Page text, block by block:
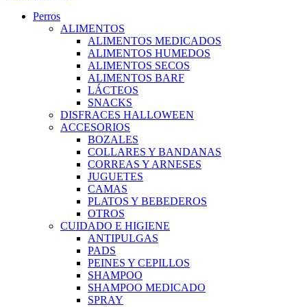
Perros
ALIMENTOS
ALIMENTOS MEDICADOS
ALIMENTOS HUMEDOS
ALIMENTOS SECOS
ALIMENTOS BARF
LÁCTEOS
SNACKS
DISFRACES HALLOWEEN
ACCESORIOS
BOZALES
COLLARES Y BANDANAS
CORREAS Y ARNESES
JUGUETES
CAMAS
PLATOS Y BEBEDEROS
OTROS
CUIDADO E HIGIENE
ANTIPULGAS
PADS
PEINES Y CEPILLOS
SHAMPOO
SHAMPOO MEDICADO
SPRAY